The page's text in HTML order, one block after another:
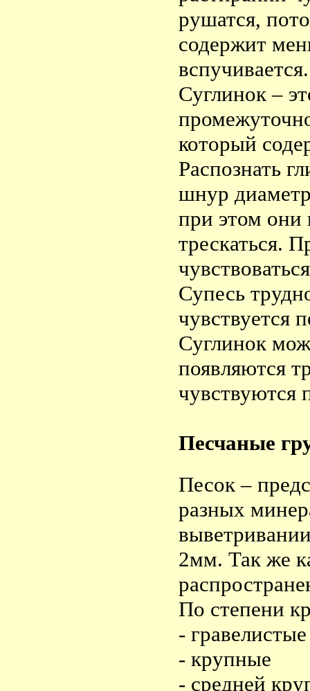
рушатся,
содержит
вспучивается.
Суглинок –
который
Распознать
шнур
при этом они
трескаться.
Супесь
чувствуется
Суглинок
появляются
чувствуются
Песчаные
Песок –
разных
2мм. Так же
По степени
-
-
- средней